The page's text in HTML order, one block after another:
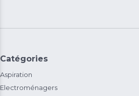
Catégories
Aspiration
Electroménagers